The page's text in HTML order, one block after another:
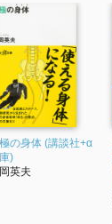
の身体 (講談社+α
)
英夫